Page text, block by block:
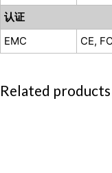
认证
EMC
CE,
Related products